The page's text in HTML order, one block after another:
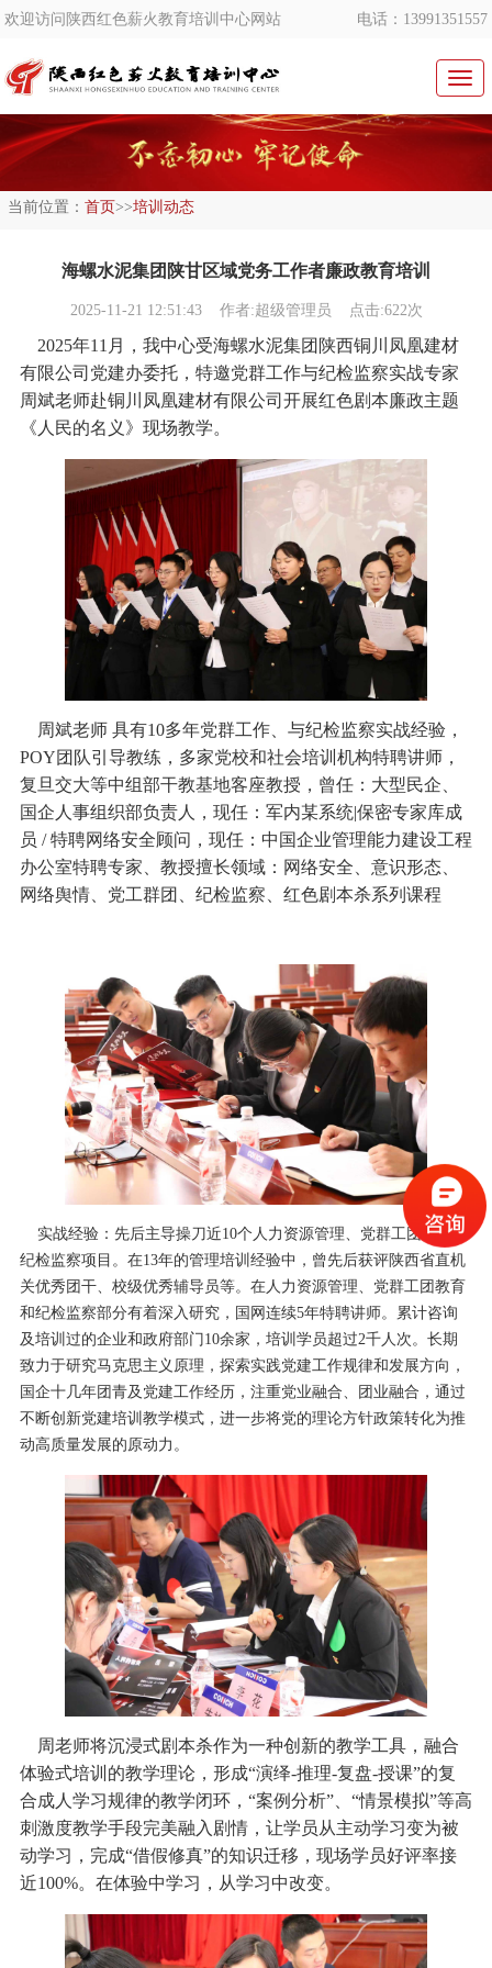
欢迎访问陕西红色薪火教育培训中心网站 电话：13991351557
切
换
导
航
当前位置： 首页>>培训动态
海螺水泥集团陕甘区域党务工作者廉政教育培训
2025-11-21 12:51:43作者:超级管理员 点击:622次
2025年11月，我中心受海螺水泥集团陕西铜川凤凰建材
有限公司党建办委托，特邀党群工作与纪检监察实战专家
周斌老师赴铜川凤凰建材有限公司开展红色剧本廉政主题
《人民的名义》现场教学。
周斌老师 具有10多年党群工作、与纪检监察实战经验，
POY团队引导教练，多家党校和社会培训机构特聘讲师，
复旦交大等中组部干教基地客座教授，曾任：大型民企、
国企人事组织部负责人，现任：军内某系统|保密专家库成
员 / 特聘网络安全顾问，现任：中国企业管理能力建设工程
办公室特聘专家、教授擅长领域：网络安全、意识形态、
网络舆情、党工群团、纪检监察、红色剧本杀系列课程
实战经验： 先后主导操刀近10个人力资源管理、党群工团教育和
纪检监察项目。在13年的管理培训经验中，曾先后获评陕西省直机
关优秀团干、校级优秀辅导员等。在人力资源管理、党群工团教育
和纪检监察部分有着深入研究，国网连续5年特聘讲师。累计咨询
及培训过的企业和政府部门10余家，培训学员超过2千人次。 长期
致力于研究马克思主义原理，探索实践党建工作规律和发展方向，
国企十几年团青及党建工作经历，注重党业融合、团业融合，通过
不断创新党建培训教学模式，进一步将党的理论方针政策转化为推
动高质量发展的原动力。
周老师将沉浸式剧本杀作为一种创新的教学工具，融合
体验式培训的教学理论，形成“演绎-推理-复盘-授课”的复
合成人学习规律的教学闭环，“案例分析”、“情景模拟”等高
刺激度教学手段完美融入剧情，让学员从主动学习变为被
动学习，完成“借假修真”的知识迁移，现场学员好评率接
近100%。在体验中学习，从学习中改变。